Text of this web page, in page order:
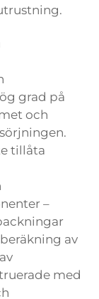
grad på
och
tillåta
–
av
med